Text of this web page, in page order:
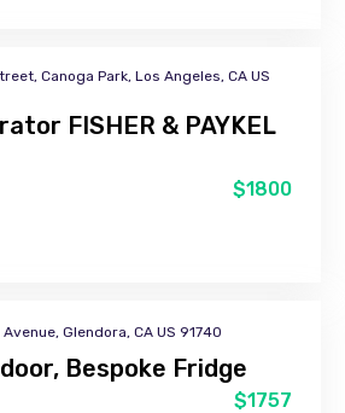
Canoga Park, Los Angeles, CA US
FISHER & PAYKEL
$1800
Glendora, CA US 91740
Bespoke Fridge
$1757